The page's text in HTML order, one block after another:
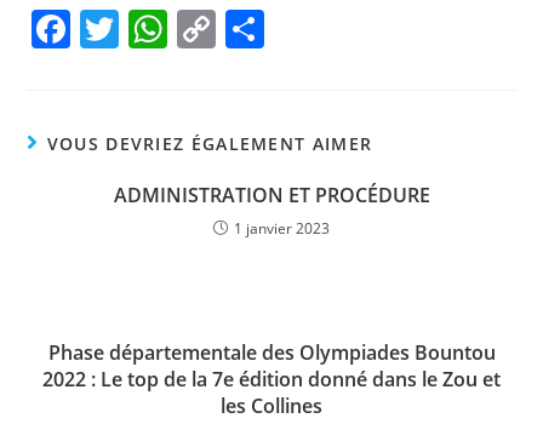
F
e
T
er
W
s
A
C
y
Li
n
g
er
VOUS DEVRIEZ ÉGALEMENT AIMER
ADMINISTRATION ET PROCÉDURE
1 janvier 2023
Phase départementale des Olympiades Bountou
2022 : Le top de la 7e édition donné dans le Zou et
les Collines